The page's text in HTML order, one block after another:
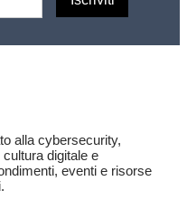
alla cybersecurity,
digitale e
eventi e risorse